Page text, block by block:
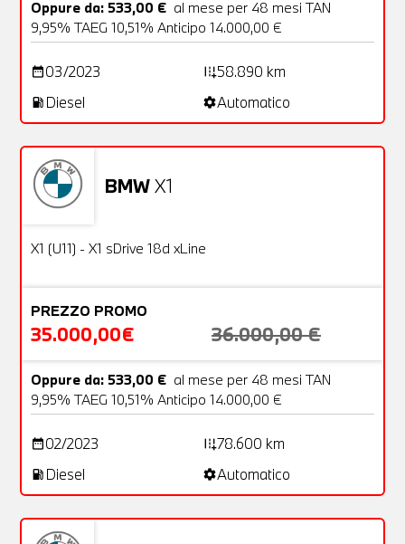
Oppure da: 533,00 € al mese per 48 mesi TAN
9,95% TAEG 10,51% Anticipo 14.000,00 €
date_range03/2023 add_road58.890 km
local_gas_station Diesel settingsAutomatico
BMWX1
OFFERTA
Usato
X1 (U11) - X1 sDrive 18d xLine
PREZZO PROMO
35.000,00€ 36.000,00 €
Oppure da: 533,00 € al mese per 48 mesi TAN
9,95% TAEG 10,51% Anticipo 14.000,00 €
date_range02/2023 add_road78.600 km
local_gas_station Diesel settingsAutomatico